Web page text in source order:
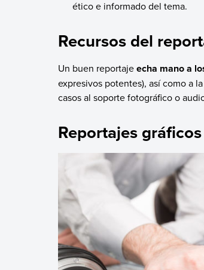
ético e informado del tema.
Recursos del
Un buen reportajeecha mano a
expresivos potentes), así como a
casos al soporte fotográfico o
Reportajes gráficos